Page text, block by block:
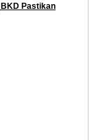
Pastikan